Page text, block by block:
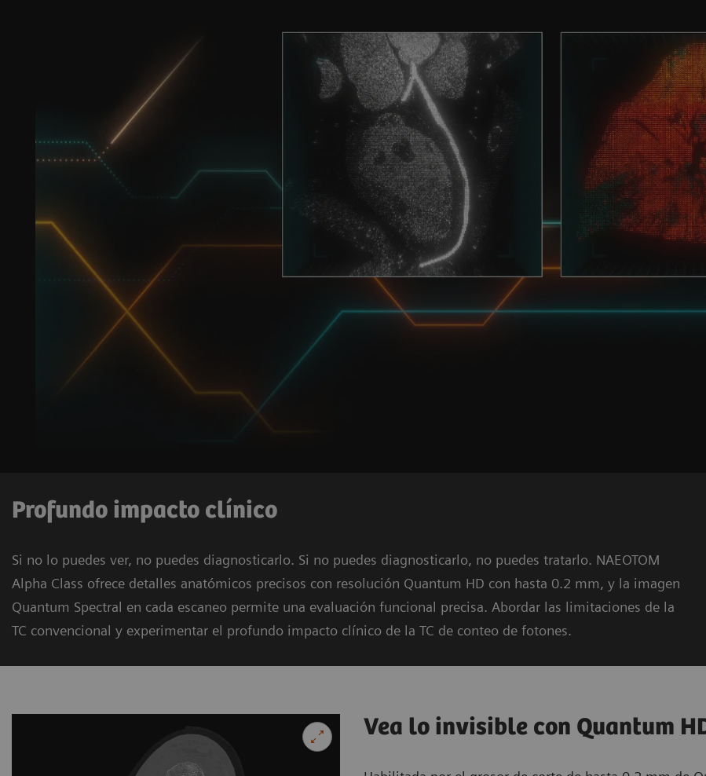
Profundo impacto clínico
Si no lo puedes ver, no puedes diagnosticarlo. Si no puedes diagnosticarlo, no puedes tratarlo. NAEOTOM
Alpha Class ofrece detalles anatómicos precisos con resolución Quantum HD con hasta 0.2 mm, y la imagen
Quantum Spectral en cada escaneo permite una evaluación funcional precisa. Abordar las limitaciones de la
TC convencional y experimentar el profundo impacto clínico de la TC de conteo de fotones.
Vea lo invisible con Quantum